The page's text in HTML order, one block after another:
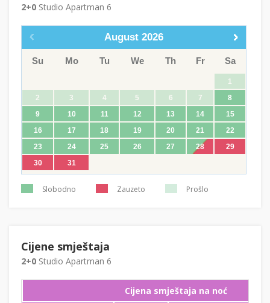
2+0 Studio Apartman 6
August 2026
Su Mo Tu We Th Fr Sa
1
2
3 4 5 6 7
8
9
10 11 12 13 14
15
16
17 18 19 20 21
22
23
24 25 26 27 28
29
30
31
Slobodno Zauzeto Prošlo
Cijene smještaja
2+0 Studio Apartman 6
Cijena smještaja na noć